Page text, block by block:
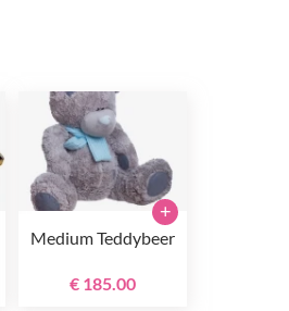
Medium Teddybeer
€ 185.00
+